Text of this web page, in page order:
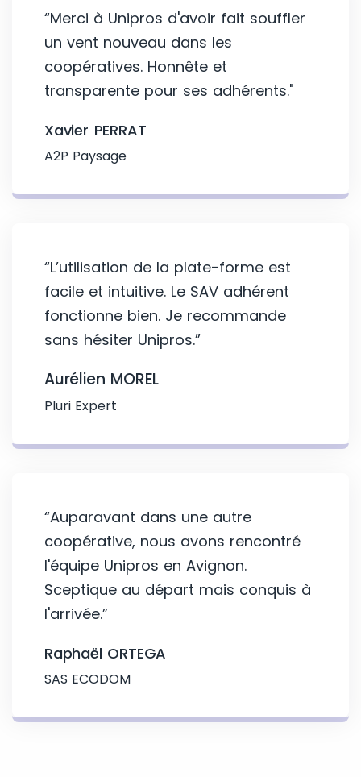
“Merci à Unipros d'avoir fait souffler
un vent nouveau dans les
coopératives. Honnête et
transparente pour ses adhérents."
Xavier PERRAT
A2P Paysage
“L’utilisation de la plate-forme est
facile et intuitive. Le SAV adhérent
fonctionne bien. Je recommande
sans hésiter Unipros.”
Aurélien MOREL
Pluri Expert
“Auparavant dans une autre
coopérative, nous avons rencontré
l'équipe Unipros en Avignon.
Sceptique au départ mais conquis à
l'arrivée.”
Raphaël ORTEGA
SAS ECODOM